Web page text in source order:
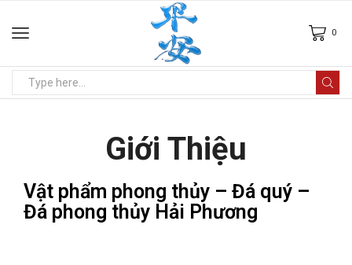
0
Giới Thiệu
Vật phẩm phong thủy – Đá quý –
Đá phong thủy Hải Phương